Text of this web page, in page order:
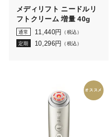
メディリフト ニードルリ
フトクリーム 増量 40g
通常 11,440円 （税込）
定期 10,296円 （税込）
オススメ